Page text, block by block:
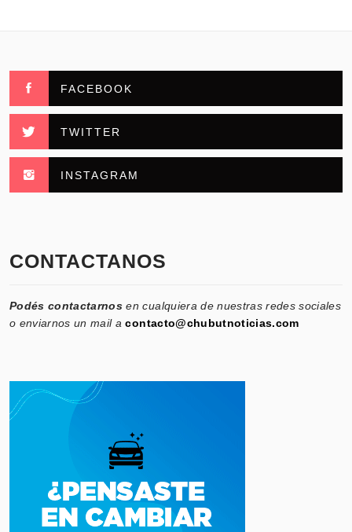
FACEBOOK
TWITTER
INSTAGRAM
CONTACTANOS
Podés contactarnos en cualquiera de nuestras redes sociales
o enviarnos un mail acontacto@chubutnoticias.com